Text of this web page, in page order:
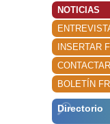
NOTICIAS
INSERTAR
CONTACTAR
BOLETÍN
Directorio